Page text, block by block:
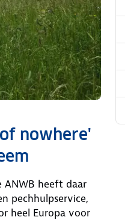
nowhere'
ANWB heeft daar
pechhulpservice,
heel Europa voor